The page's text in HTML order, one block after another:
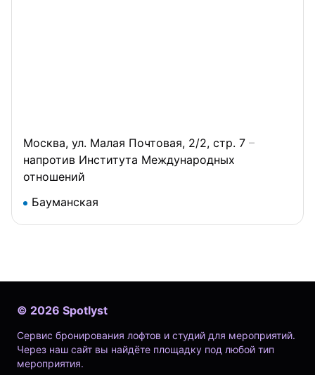
Москва, ул. Малая Почтовая, 2/2, стр. 7
напротив Института Международных
отношений
Бауманская
© 2026 Spotlyst
Сервис бронирования лофтов и студий для мероприятий.
Через наш сайт вы найдёте площадку под любой тип
мероприятия.